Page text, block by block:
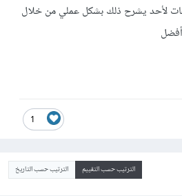
لأحد يشرح ذلك بشكل عملي من خلال
1
الترتيب حسب التقييم الترتيب حسب التاريخ